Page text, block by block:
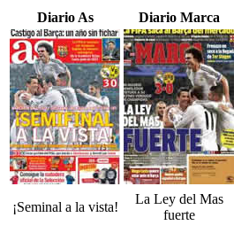
Diario As Diario Marca
¡Seminal a la vista!
La Ley del Mas
fuerte